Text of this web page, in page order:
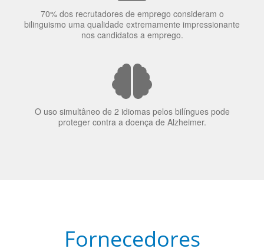
70% dos recrutadores de emprego consideram o
nos candidatos a emprego.